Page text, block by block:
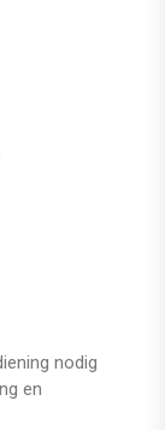
nodig
en